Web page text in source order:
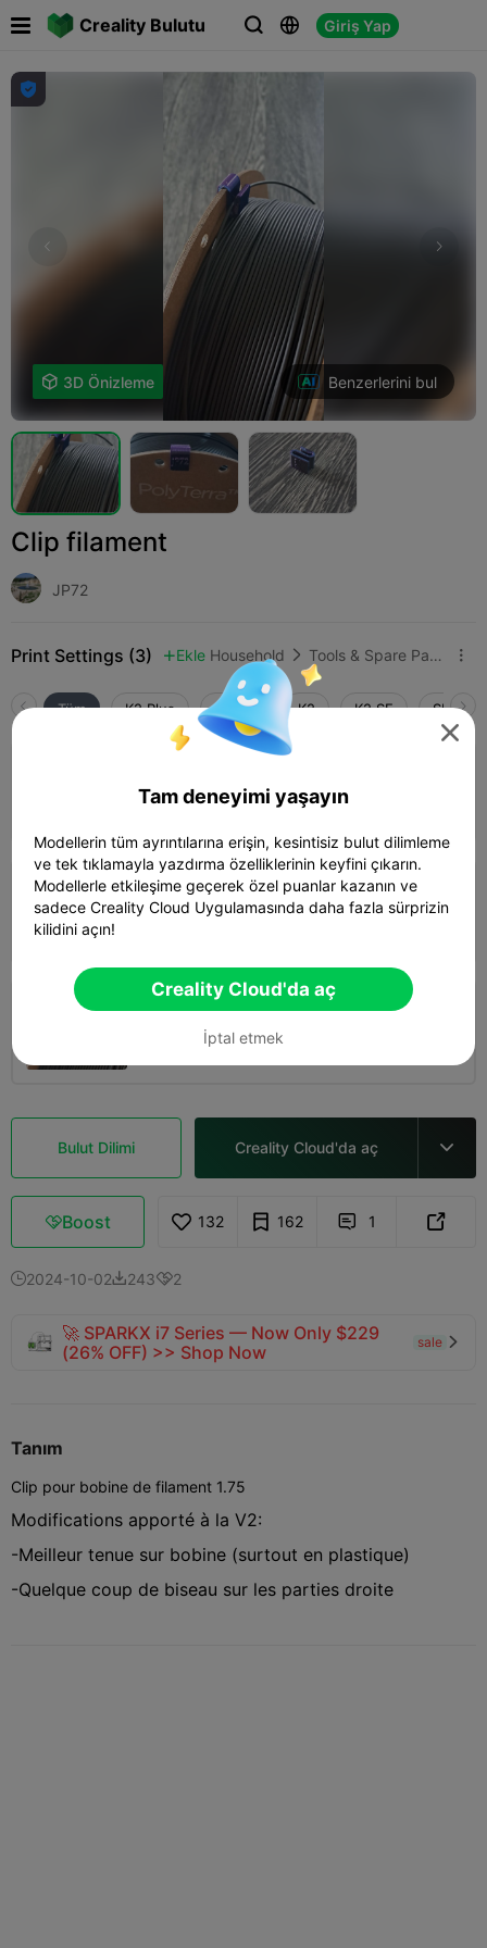
Creality Bulutu   Giriş Yap
 

 3D Önizleme Benzerlerini bul
Clip filament
JP72
Print Settings (3)  Ekle Household  Tools & Spare Parts 
Tüm K2 Plus K2 Pro K2 K2 SE
 21m 39s  1 plates 
0.16mm layer, 2 walls, 15% infill
0.2mm layer, 2 walls, 15% infill
10m 07s 
Bulut Dilimi Creality Cloud'da aç 
Boost 132 162  1 
2024-10-022432
🚀 SPARKX i7 Series — Now Only $229
(26% OFF) >> Shop Now
sale 
Tanım
Clip pour bobine de filament 1.75
Modifications apporté à la V2:
-Meilleur tenue sur bobine (surtout en plastique)
-Quelque coup de biseau sur les parties droite

Tam deneyimi yaşayın
Modellerin tüm ayrıntılarına erişin, kesintisiz bulut dilimleme
ve tek tıklamayla yazdırma özelliklerinin keyfini çıkarın.
Modellerle etkileşime geçerek özel puanlar kazanın ve
sadece Creality Cloud Uygulamasında daha fazla sürprizin
kilidini açın!
Creality Cloud'da aç
İptal etmek